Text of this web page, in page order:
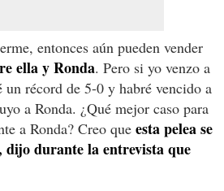
entonces aún pueden vender
ella y Ronda. Pero si yo venzo a
récord de 5-0 y habré vencido a
a Ronda. ¿Qué mejor caso para
a Ronda? Creo que esta pelea se
dijo durante la entrevista que